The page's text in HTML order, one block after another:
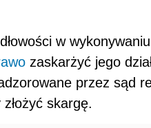
w
zaskarżyć jego
przez sąd
skargę.